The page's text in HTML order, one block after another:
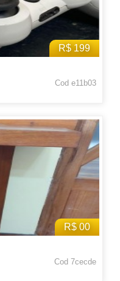
R$ 199
Cod e11b03
R$ 00
Cod 7cecde